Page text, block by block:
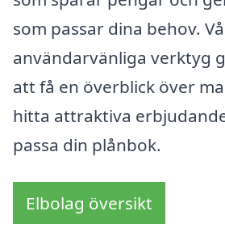
som passar dina behov.
användarvänliga verktyg
att få en överblick över
hitta attraktiva
passa din plånbok.
Elbolag översikt